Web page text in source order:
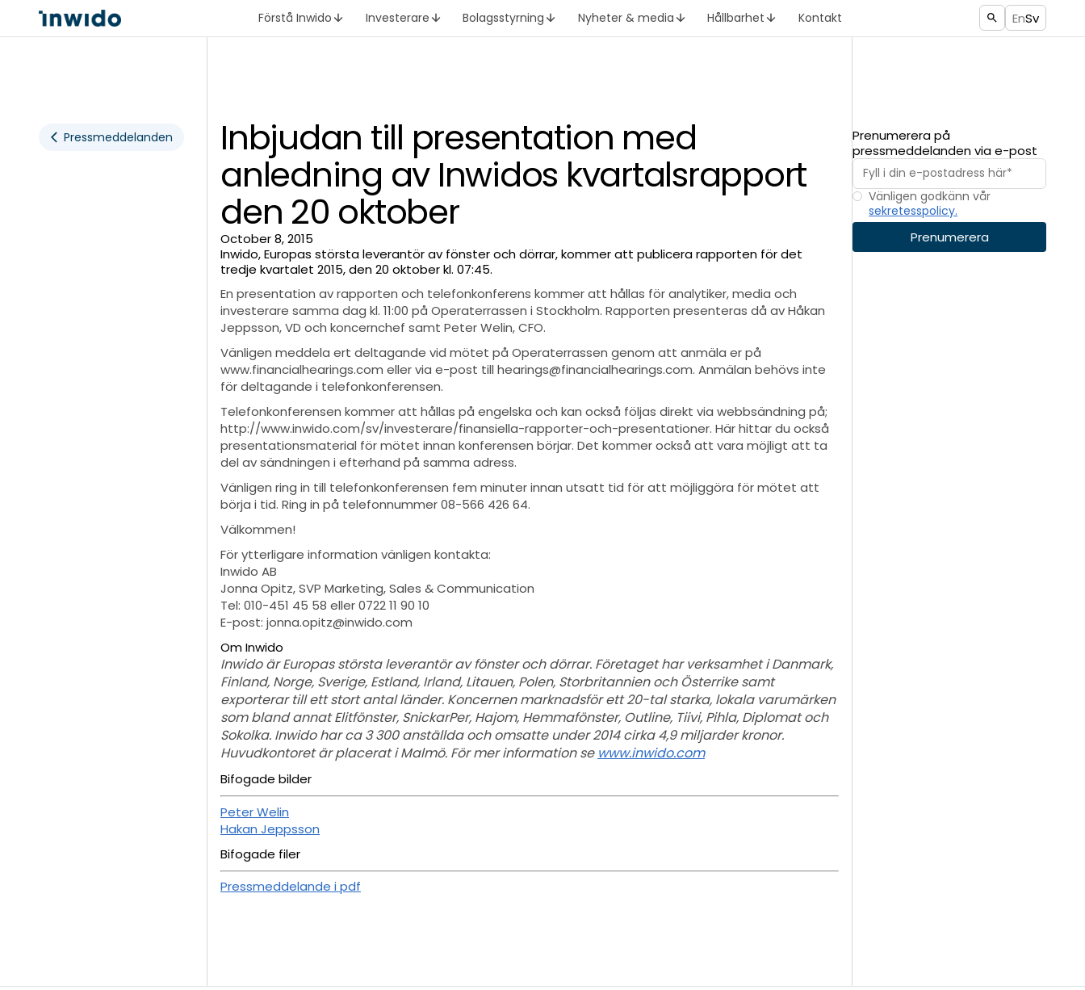
Förstå Inwido Investerare Bolagsstyrning Nyheter & media Hållbarhet Kontakt EnSv
Pressmeddelanden Inbjudan till presentation med
anledning av Inwidos kvartalsrapport
den 20 oktober
October 8, 2015
Inwido, Europas största leverantör av fönster och dörrar, kommer att publicera rapporten för det
tredje kvartalet 2015, den 20 oktober kl. 07:45.
En presentation av rapporten och telefonkonferens kommer att hållas för analytiker, media och
investerare samma dag kl. 11:00 på Operaterrassen i Stockholm. Rapporten presenteras då av Håkan
Jeppsson, VD och koncernchef samt Peter Welin, CFO.
Vänligen meddela ert deltagande vid mötet på Operaterrassen genom att anmäla er på
www.financialhearings.com eller via e-post till hearings@financialhearings.com. Anmälan behövs inte
för deltagande i telefonkonferensen.
Telefonkonferensen kommer att hållas på engelska och kan också följas direkt via webbsändning på;
http://www.inwido.com/sv/investerare/finansiella-rapporter-och-presentationer. Här hittar du också
presentationsmaterial för mötet innan konferensen börjar. Det kommer också att vara möjligt att ta
del av sändningen i efterhand på samma adress.
Vänligen ring in till telefonkonferensen fem minuter innan utsatt tid för att möjliggöra för mötet att
börja i tid. Ring in på telefonnummer 08-566 426 64.
Välkommen!
För ytterligare information vänligen kontakta:
Inwido AB
Jonna Opitz, SVP Marketing, Sales & Communication
Tel: 010-451 45 58 eller 0722 11 90 10
E-post: jonna.opitz@inwido.com
Om Inwido
Inwido är Europas största leverantör av fönster och dörrar. Företaget har verksamhet i Danmark,
Finland, Norge, Sverige, Estland, Irland, Litauen, Polen, Storbritannien och Österrike samt
exporterar till ett stort antal länder. Koncernen marknadsför ett 20-tal starka, lokala varumärken
som bland annat Elitfönster, SnickarPer, Hajom, Hemmafönster, Outline, Tiivi, Pihla, Diplomat och
Sokolka. Inwido har ca 3 300 anställda och omsatte under 2014 cirka 4,9 miljarder kronor.
Huvudkontoret är placerat i Malmö. För mer information se www.inwido.com
Bifogade bilder
Peter Welin
Hakan Jeppsson
Bifogade filer
Pressmeddelande i pdf
Prenumerera på
pressmeddelanden via e-post
Vänligen godkänn vår
sekretesspolicy.